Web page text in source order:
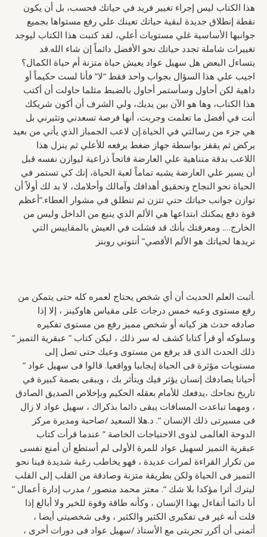
هذا الكتاب ليس إجراء تغيير فريد في حياتك فحسب، بل أن يكون
نقطة إنطلاق جديدة لبقية حياتك تعينك علي رفع مستواها بجميع
جوانبها الأساسية غلي مستويات أعلي، لقد كتبت هذا الكتاب ليوجد
تغييرات شاملة تجدد حياتك نحو الأفضل دائماً إن شاء الله.قد
يتساءل البعض هل سهيل عواد يعيش حياة متزنة أم حياة الكمال؟
اجيب علي هذا السؤال بجواب واحد فقط “لا” فأنا لست حكيماً أو
داهية لكن أحاول وسأستمر أحاول بالضبط مثلما حاولت أن أكتب
هذا الكتاب، وها هو الآن بين يديك، ولي الشرف أن أكون شريكك
أنت في أفضل ما تعلمت وجربت، أنها فرصة تسعدني وتثيرني بل
هي جزء من رسالتي في الحياة.إن لاعب الجمباز الذي يأتي من بعيد
يركض ثم يقفز بواسطة جهاز ضغط يرفعه للأعلي ثم ينزل هذا
اللاعب بدقة متناهية علي العارضة فاتحاً ذراعية ليوازن نفسه قبل
أن يسير علي العارضة يشبه تماماً لعبة الحياة، إنك كي تستمر في
الحياة نحو النجاح وتحقيق أهدافك وآمالك وأحلامك، لا بد لك أولاً أن
توازن جوانب حياتك حتي تتزن ثم تنطلق في مشوار العطاء.”أعظم
قوة دفع يمكنك ابتداعها هي الألم الذي ينبع من الداخل وليس من
الخارج…. ومعرفتك بأنك قد فشلت في العيش بالمقاييس التي
تريدها لحياتك هو الألم الأقصي” أنتوني روبنز
.أثبت العلم الحديث أن أي شخص يحتاج لعمره كله حتى يتمكن من
رفع مستوى وعيه خمس درجات على مقياس هاوكينز ، إلا إذا
صادفه حدث هز كيانه أو شخص مميز رفع من مستوى تفكيره
وسلوكه أو قرأ كتابا كشف له سر ذلك ، ليكن كتاب ” عبقرية التميز ”
ذلك الحدث الذى قد يرفع من مستوى وعيك حتى تصل إلى
مستويات مؤثرة فى الحياة إيجابيا وواقعيا. قالوا فى سهيل عواد ”
أحيانا يصادفك إنسان يؤثر فيك ويتأثر بك ، ويبقى بصمة كبيرة في
تاريخ نجاحك ،يدفعك للأمام بعقله الحكيم وبإخلاص الصديق الصادق
، ومهما تباعدت المسافات يبقى دائما بذكراك ، سهيل عواد لا زال
فى مسيرتى ذلك الإنسان “. د.هلا السعيد /صاحبة ومديرة مركز
الدوحة العالمى لذوى الاحتياجات الخاصة ” عندما قرأت كتاب
عبقرية التميز لسهيل عواد للمرة الأولى لم أستطع أن أمنع نفسى
من تكرار القراءة لمرات عديدة ، فهو يخاطب رغبة شديدة فينا نحو
التميز فى الحياة ولكن بطريقة متزنة وصادقة من القلب إلى القلب
ليترك أثرا مؤكدا بلا شك “. معتز محمد منصور / مدرب إدارة أعمال ”
أنا دائما أتفاءل بهذا الإنسان ، وكأنه طاقة وقوة للخير ولا أبالغ إذا
قلت أنه غير فى تفكيرى الكثير والكثير ، وفى شخصيتى أيضا ،
أتمنى أن أكرر تجربتى مع الأستاذ /سهيل عواد فى دورات أخرى ،